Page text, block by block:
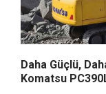
Daha Güçlü,
Komatsu